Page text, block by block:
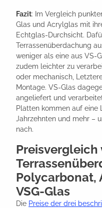
Fazit: Im Vergleich
Glas und Acrylglas mit
Echtglas-Durchsicht.
Terrassenüberdachung
weniger als eine aus VS-
zudem leichter zu
oder mechanisch,
Montage. VS-Glas
angeliefert und
Platten kommen auf eine
Jahrzehnten und mehr –
nach.
Preisvergleich
Polycarbonat,
VSG-Glas
Die Preise der drei